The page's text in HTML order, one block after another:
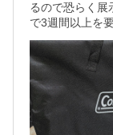
るので恐らく展
で3週間以上を
れ、挙句返信や
既読スルー。も
い。